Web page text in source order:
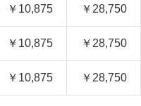
￥10,875 ￥28,750
￥10,875 ￥28,750
￥10,875 ￥28,750